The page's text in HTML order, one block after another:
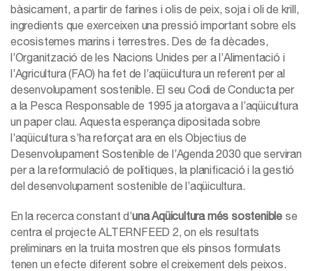
bàsicament, a partir de farines i olis de peix, soja i oli de krill,
ingredients que exerceixen una pressió important sobre els
ecosistemes marins i terrestres. Des de fa dècades,
l’Organització de les Nacions Unides per a l’Alimentació i
l’Agricultura (FAO) ha fet de l’aqüicultura un referent per al
desenvolupament sostenible. El seu Codi de Conducta per
a la Pesca Responsable de 1995 ja atorgava a l’aqüicultura
un paper clau. Aquesta esperança dipositada sobre
l’aqüicultura s’ha reforçat ara en els Objectius de
Desenvolupament Sostenible de l’Agenda 2030 que serviran
per a la reformulació de polítiques, la planificació i la gestió
del desenvolupament sostenible de l’aqüicultura.
En la recerca constant d’una Aqüicultura més sostenible se
centra el projecte ALTERNFEED 2, on els resultats
preliminars en la truita mostren que els pinsos formulats
tenen un efecte diferent sobre el creixement dels peixos.